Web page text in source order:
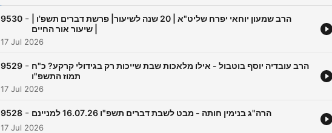
9530 -
הרב שמעון יוחאי יפרח שליט"א | 20 שנה לשיעור| פרשת דברים תשפ'ו |
17 Jul 2026
9529 - הרב עובדיה יוסף בוטבול - אילו מלאכות שבת שייכות רק בגידולי קרקע? כ"ח
תמוז התשפ"ו
17 Jul 2026
9528 - הרה"ג בנימין חותה - מבט לשבת דברים תשפ"ו 16.07.26 למניינם
17 Jul 2026